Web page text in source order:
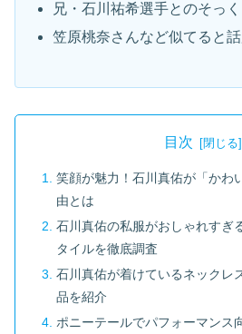
兄・石川祐希選手とのそっ
笠原桃奈さんなど似てると
目次
笑顔が魅力！石川真佑が「かわ
由とは
石川真佑の私服がおしゃれすぎ
タイルを徹底調査
石川真佑が着けているネックレ
品を紹介
ポニーテールでパフォーマンス